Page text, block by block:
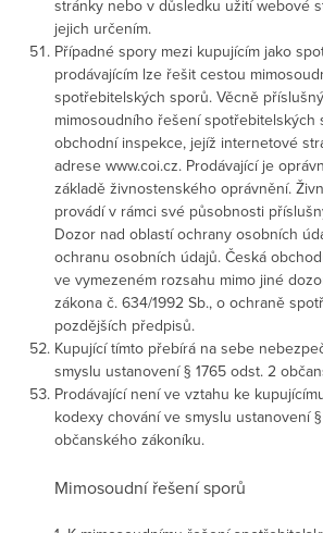
stránky nebo v důsledku užití webové
jejich určením.
Případné spory mezi kupujícím jako
prodávajícím lze řešit cestou
spotřebitelských sporů. Věcně
mimosoudního řešení spotřebitelských
obchodní inspekce, jejíž internetové
adrese www.coi.cz. Prodávající je
základě živnostenského oprávnění.
provádí v rámci své působnosti
Dozor nad oblastí ochrany osobních
ochranu osobních údajů. Česká
ve vymezeném rozsahu mimo jiné
zákona č. 634/1992 Sb., o ochraně
pozdějších předpisů.
Kupující tímto přebírá na sebe
smyslu ustanovení § 1765 odst. 2
Prodávající není ve vztahu ke
kodexy chování ve smyslu ustanovení
občanského zákoníku.
Mimosoudní řešení sporů